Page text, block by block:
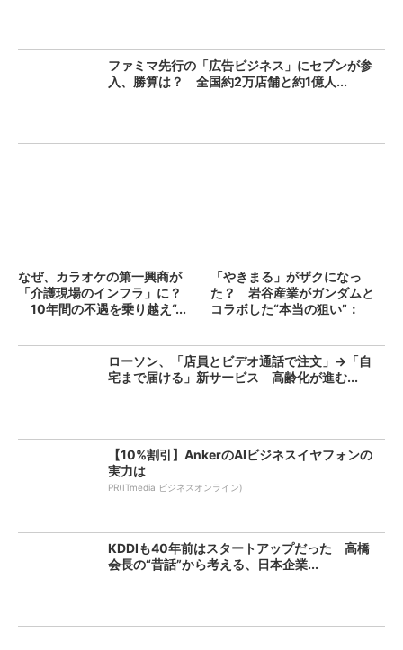
ファミマ先行の「広告ビジネス」にセブンが参
入、勝算は？ 全国約2万店舗と約1億人...
なぜ、カラオケの第一興商が
「介護現場のインフラ」に？
10年間の不遇を乗り越え“...
「やきまる」がザクになっ
た？ 岩谷産業がガンダムと
コラボした“本当の狙い”：
ローソン、「店員とビデオ通話で注文」→「自
宅まで届ける」新サービス 高齢化が進む...
【10%割引】AnkerのAIビジネスイヤフォンの
実力は
PR(ITmedia ビジネスオンライン)
KDDIも40年前はスタートアップだった 高橋
会長の“昔話”から考える、日本企業...